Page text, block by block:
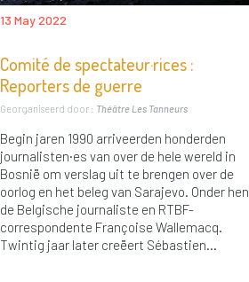
13 May 2022
Comité de spectateur·rices :
Reporters de guerre
Georganiseerd door : Théâtre Les Tanneurs
Begin jaren 1990 arriveerden honderden
journalisten·es van over de hele wereld in
Bosnië om verslag uit te brengen over de
oorlog en het beleg van Sarajevo. Onder hen
de Belgische journaliste en RTBF-
correspondente Françoise Wallemacq.
Twintig jaar later creëert Sébastien...